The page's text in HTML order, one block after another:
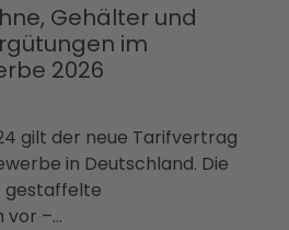
Gehälter und
im
2026
gilt der neue Tarifvertrag
in Deutschland. Die
gestaffelte
–...